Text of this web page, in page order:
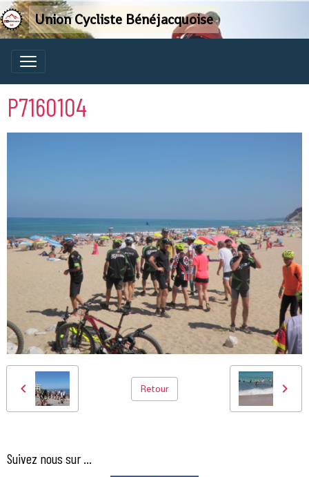
Union Cycliste Bénéjacquoise
P7160104
Retour
Suivez nous sur ...